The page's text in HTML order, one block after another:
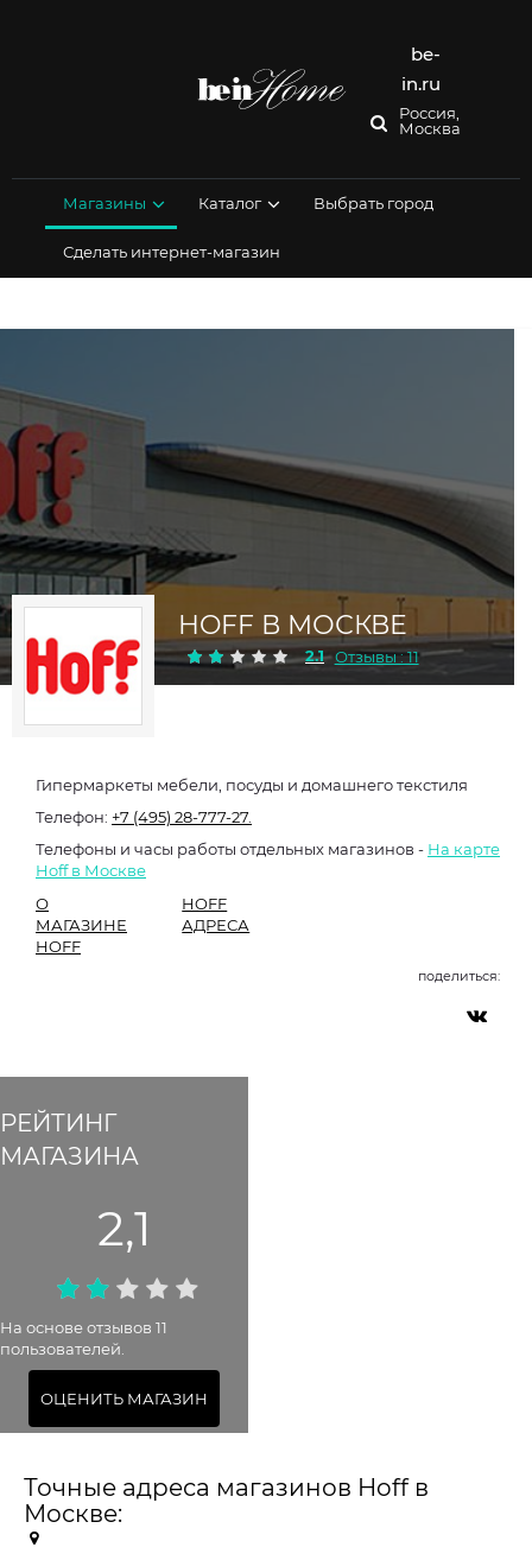
be-
in.ru
Россия,
Москва
Магазины Каталог Выбрать город
Сделать интернет-магазин
HOFF В МОСКВЕ
2.1 Отзывы : 11
РЕЙТИНГ
МАГАЗИНА
2,1
На основе отзывов 11
пользователей.
ОЦЕНИТЬ МАГАЗИН
Гипермаркеты мебели, посуды и домашнего текстиля
Телефон: +7 (495) 28-777-27.
Телефоны и часы работы отдельных магазинов - На карте
Hoff в Москве
О
МАГАЗИНЕ
HOFF
HOFF
АДРЕСА
поделиться:
Точные адреса магазинов Hoff в
Москве: